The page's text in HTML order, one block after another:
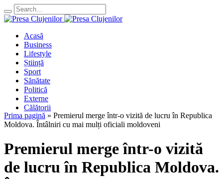
Acasă
Business
Lifestyle
Știință
Sport
Sănătate
Politică
Externe
Călătorii
Prima pagină » Premierul merge într-o vizită de lucru în Republica
Moldova. Întâlniri cu mai mulți oficiali moldoveni
Premierul merge într-o vizită
de lucru în Republica Moldova.